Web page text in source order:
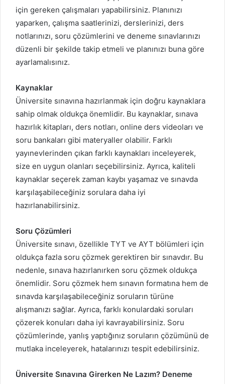
için gereken çalışmaları yapabilirsiniz. Planınızı
yaparken, çalışma saatlerinizi, derslerinizi, ders
notlarınızı, soru çözümlerini ve deneme sınavlarınızı
düzenli bir şekilde takip etmeli ve planınızı buna göre
ayarlamalısınız.
Kaynaklar
Üniversite sınavına hazırlanmak için doğru kaynaklara
sahip olmak oldukça önemlidir. Bu kaynaklar, sınava
hazırlık kitapları, ders notları, online ders videoları ve
soru bankaları gibi materyaller olabilir. Farklı
yayınevlerinden çıkan farklı kaynakları inceleyerek,
size en uygun olanları seçebilirsiniz. Ayrıca, kaliteli
kaynaklar seçerek zaman kaybı yaşamaz ve sınavda
karşılaşabileceğiniz sorulara daha iyi
hazırlanabilirsiniz.
Soru Çözümleri
Üniversite sınavı, özellikle TYT ve AYT bölümleri için
oldukça fazla soru çözmek gerektiren bir sınavdır. Bu
nedenle, sınava hazırlanırken soru çözmek oldukça
önemlidir. Soru çözmek hem sınavın formatına hem de
sınavda karşılaşabileceğiniz soruların türüne
alışmanızı sağlar. Ayrıca, farklı konulardaki soruları
çözerek konuları daha iyi kavrayabilirsiniz. Soru
çözümlerinde, yanlış yaptığınız soruların çözümünü de
mutlaka inceleyerek, hatalarınızı tespit edebilirsiniz.
Üniversite Sınavına Girerken Ne Lazım? Deneme